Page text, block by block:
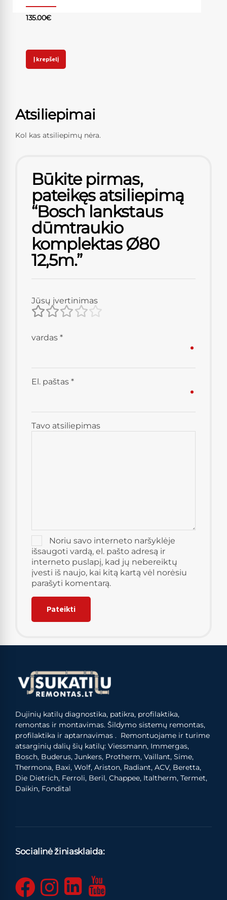
135.00€
Į krepšelį
Atsiliepimai
Kol kas atsiliepimų nėra.
Būkite pirmas,
pateikęs atsiliepimą
“Bosch lankstaus
dūmtraukio
komplektas Ø80
12,5m.”
Jūsų įvertinimas
Tavo atsiliepimas
vardas *
El. paštas *
Noriu savo interneto naršyklėje
išsaugoti vardą, el. pašto adresą ir
interneto puslapį, kad jų nebereiktų
įvesti iš naujo, kai kitą kartą vėl norėsiu
parašyti komentarą.
Dujinių katilų diagnostika, patikra, profilaktika,
remontas ir montavimas. Šildymo sistemų remontas,
profilaktika ir aptarnavimas . Remontuojame ir turime
atsarginių dalių šių katilų: Viessmann, Immergas,
Bosch, Buderus, Junkers, Protherm, Vaillant, Sime,
Thermona, Baxi, Wolf, Ariston, Radiant, ACV, Beretta,
Die Dietrich, Ferroli, Beril, Chappee, Italtherm, Termet,
Daikin, Fondital
Socialinė žiniasklaida: